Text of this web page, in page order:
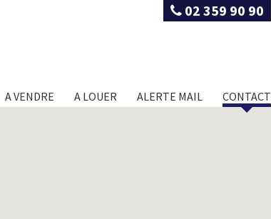
02 359 90 90
A VENDRE A LOUER ALERTE MAIL CONTACT